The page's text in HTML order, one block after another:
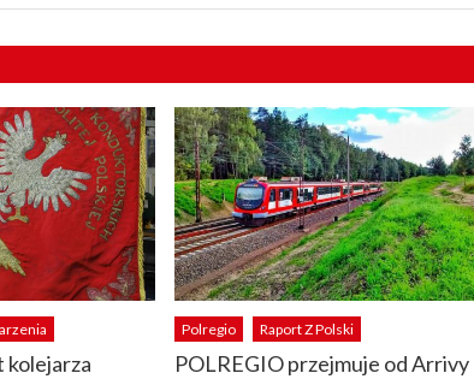
Polregio Raport Z Polski
POLREGIO przejmuje od Arrivy